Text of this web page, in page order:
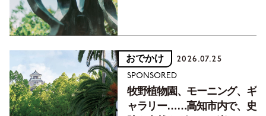
おでかけ 2026.07.25
SPONSORED
牧野植物園、モーニング、ギ
ャラリー……高知市内で、史